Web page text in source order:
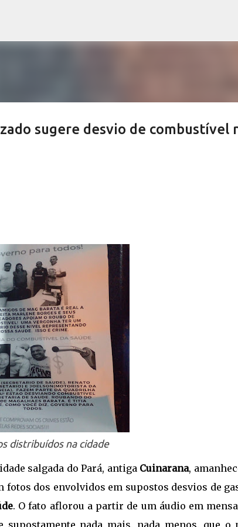
sugere desvio de combustível
distribuídos na cidade
salgada do Pará, antiga Cuinarana,
dos envolvidos em supostos desvios de
. O fato aflorou a partir de um áudio em
nada mais, nada menos, que o